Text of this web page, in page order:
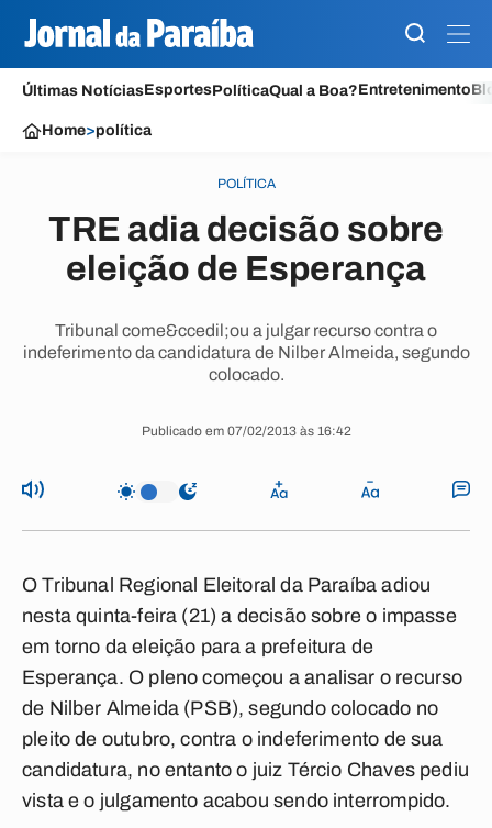
Últimas NotíciasEsportesPolíticaQual a Boa?Entretenimento
Home>política
POLÍTICA
TRE adia decisão sobre
eleição de Esperança
Tribunal come&ccedil;ou a julgar recurso contra o
indeferimento da candidatura de Nilber Almeida, segundo
colocado.
Publicado em 07/02/2013 às 16:42
O Tribunal Regional Eleitoral da Paraíba adiou
nesta quinta-feira (21) a decisão sobre o impasse
em torno da eleição para a prefeitura de
Esperança. O pleno começou a analisar o recurso
de Nilber Almeida (PSB), segundo colocado no
pleito de outubro, contra o indeferimento de sua
candidatura, no entanto o juiz Tércio Chaves pediu
vista e o julgamento acabou sendo interrompido.